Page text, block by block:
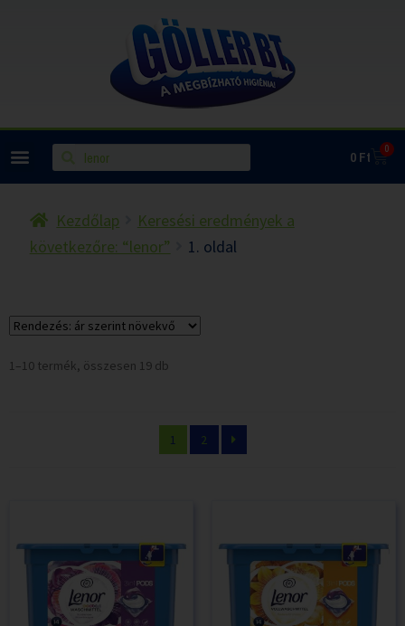
0Ft 0
Kezdőlap
Keresési eredmények a
következőre: “lenor”
1. oldal
1–10 termék, összesen 19 db
1 2